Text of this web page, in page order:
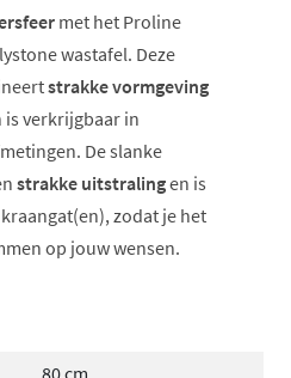
met het Proline
wastafel. Deze
strakke vormgeving
verkrijgbaar in
De slanke
strakke uitstralingen is
zodat je het
op jouw wensen.
kleuren
of a-symmetrisch